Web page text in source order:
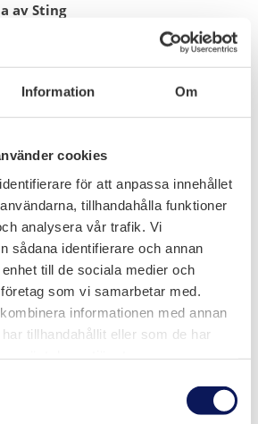
Information Om
cookies
för att anpassa innehållet
tillhandahålla funktioner
analysera vår trafik. Vi
sådana identifierare och annan
till de sociala medier och
som vi samarbetar med.
informationen med annan
tillhandahållit eller som de har
av Sting
av lås- och lyftcylindrar,
och system och trafikanordningar
el och maskin
av reservkraftsdrift
AB